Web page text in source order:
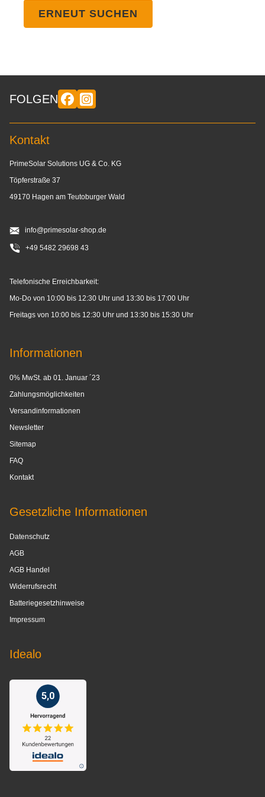
ERNEUT SUCHEN
FOLGEN
Kontakt
PrimeSolar Solutions UG & Co. KG
Töpferstraße 37
49170 Hagen am Teutoburger Wald
info@primesolar-shop.de
+49 5482 29698 43
Telefonische Erreichbarkeit:
Mo-Do von 10:00 bis 12:30 Uhr und 13:30 bis 17:00 Uhr
Freitags von 10:00 bis 12:30 Uhr und 13:30 bis 15:30 Uhr
Informationen
0% MwSt. ab 01. Januar ´23
Zahlungsmöglichkeiten
Versandinformationen
Newsletter
Sitemap
FAQ
Kontakt
Gesetzliche Informationen
Datenschutz
AGB
AGB Handel
Widerrufsrecht
Batteriegesetzhinweise
Impressum
Idealo